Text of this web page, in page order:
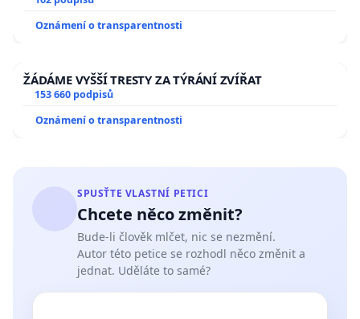
Oznámení o transparentnosti
ŽÁDÁME VYŠŠÍ TRESTY ZA TÝRÁNÍ ZVÍŘAT
153 660 podpisů
Oznámení o transparentnosti
SPUSŤTE VLASTNÍ PETICI
Chcete něco změnit?
Bude-li člověk mlčet, nic se nezmění.
Autor této petice se rozhodl něco změnit a
jednat. Uděláte to samé?